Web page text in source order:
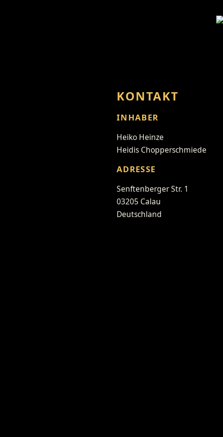
KONTAKT
INHABER
Heiko Heinze
Heidis Chopperschmiede
ADRESSE
Senftenberger Str. 1
03205 Calau
Deutschland